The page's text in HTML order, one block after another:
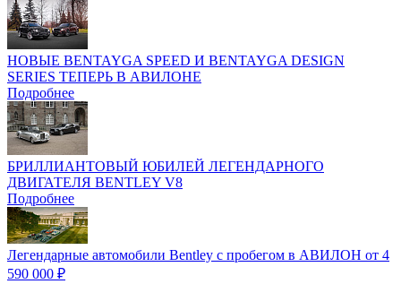
НОВЫЕ BENTAYGA SPEED И BENTAYGA DESIGN
SERIES ТЕПЕРЬ В АВИЛОНЕ
Подробнее
БРИЛЛИАНТОВЫЙ ЮБИЛЕЙ ЛЕГЕНДАРНОГО
ДВИГАТЕЛЯ BENTLEY V8
Подробнее
Легендарные автомобили Bentley с пробегом в АВИЛОН от 4
590 000 ₽